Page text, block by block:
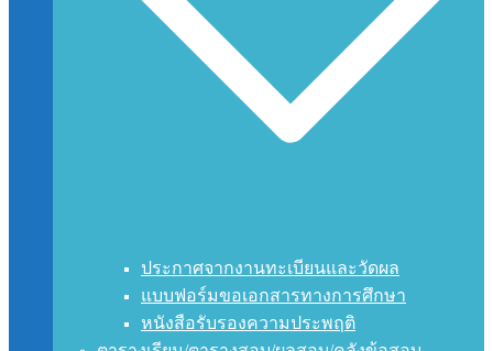
ประกาศจากงานทะเบียนและวัดผล
แบบฟอร์มขอเอกสารทางการศึกษา
หนังสือรับรองความประพฤติ